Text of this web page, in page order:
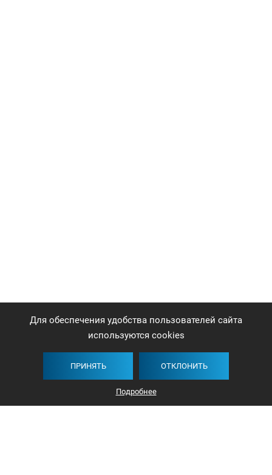
Для обеспечения удобства пользователей сайта
используются cookies
ПРИНЯТЬ ОТКЛОНИТЬ
Подробнее